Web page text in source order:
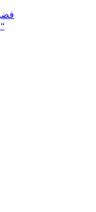
تمارس الرذيلة مع عشيقها ” صور+ اسماء “